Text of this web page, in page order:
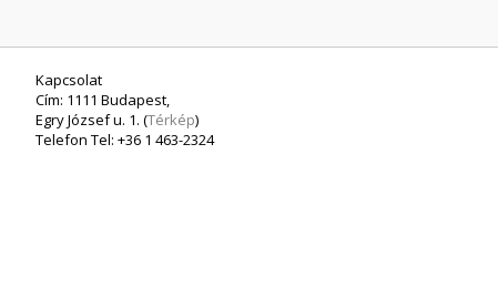
Kapcsolat
Cím: 1111 Budapest,
Egry József u. 1. (Térkép)
Telefon Tel: +36 1 463-2324